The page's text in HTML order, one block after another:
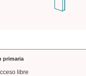
primaria
libre